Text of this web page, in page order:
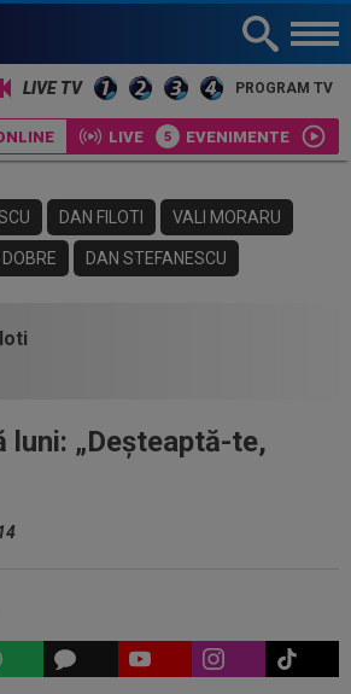
LIVE TV PROGRAM TV
LIVE EVENIMENTE
DAN FILOTI VALI MORARU
DAN STEFANESCU
luni: „Deşteaptă-te,